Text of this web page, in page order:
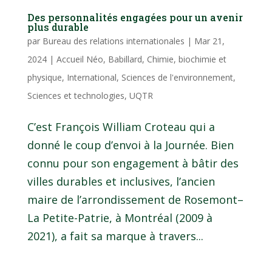
Des personnalités engagées pour un avenir
plus durable
par Bureau des relations internationales | Mar 21,
2024| Accueil Néo, Babillard, Chimie, biochimie et
physique, International, Sciences de l'environnement,
Sciences et technologies, UQTR
C’est François William Croteau qui a
donné le coup d’envoi à la Journée. Bien
connu pour son engagement à bâtir des
villes durables et inclusives, l’ancien
maire de l’arrondissement de Rosemont–
La Petite-Patrie, à Montréal (2009 à
2021), a fait sa marque à travers...